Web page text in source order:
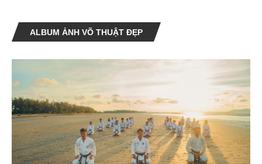
ALBUM ẢNH VÕ THUẬT ĐẸP